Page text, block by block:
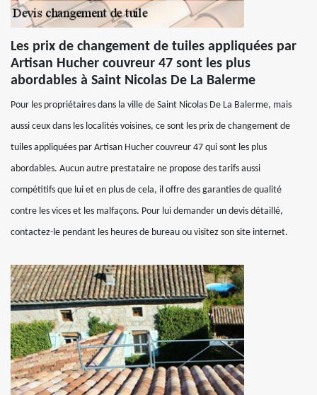
Les prix de changement de tuiles appliquées par
Artisan Hucher couvreur 47 sont les plus
abordables à Saint Nicolas De La Balerme
Pour les propriétaires dans la ville de Saint Nicolas De La Balerme, mais
aussi ceux dans les localités voisines, ce sont les prix de changement de
tuiles appliquées par Artisan Hucher couvreur 47 qui sont les plus
abordables. Aucun autre prestataire ne propose des tarifs aussi
compétitifs que lui et en plus de cela, il offre des garanties de qualité
contre les vices et les malfaçons. Pour lui demander un devis détaillé,
contactez-le pendant les heures de bureau ou visitez son site internet.